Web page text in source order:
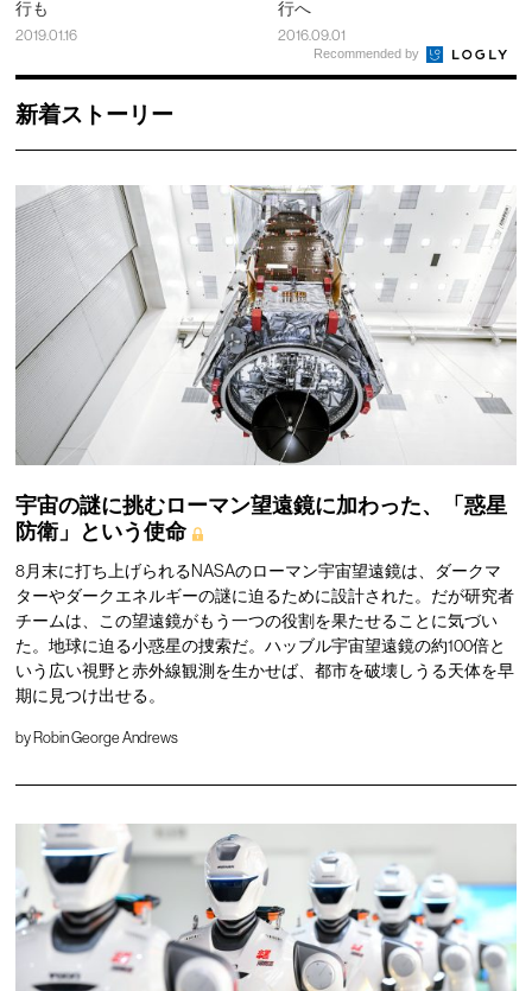
行も
2019.01.16
行へ
2016.09.01
Recommended by
新着ストーリー
宇宙の謎に挑むローマン望遠鏡に加わった、「惑星
防衛」という使命
8月末に打ち上げられるNASAのローマン宇宙望遠鏡は、ダークマ
ターやダークエネルギーの謎に迫るために設計された。だが研究者
チームは、この望遠鏡がもう一つの役割を果たせることに気づい
た。地球に迫る小惑星の捜索だ。ハッブル宇宙望遠鏡の約100倍と
いう広い視野と赤外線観測を生かせば、都市を破壊しうる天体を早
期に見つけ出せる。
by Robin George Andrews